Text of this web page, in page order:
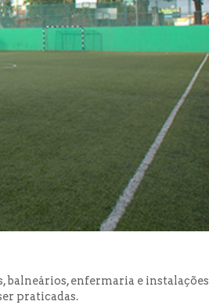
enfermaria e instalações
praticadas.